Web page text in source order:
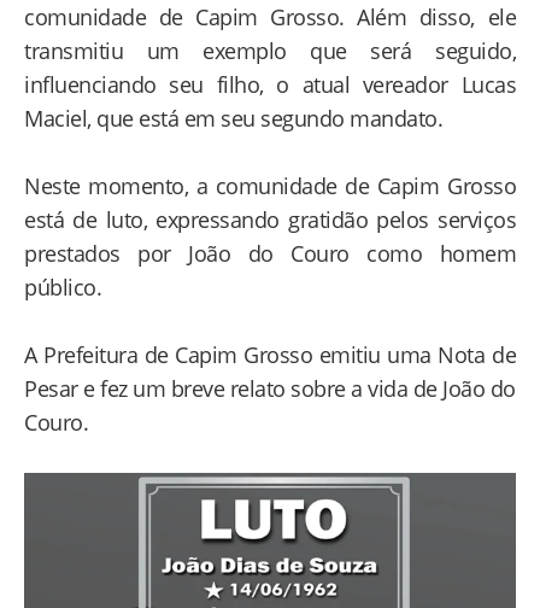
comunidade de Capim Grosso. Além disso, ele
transmitiu um exemplo que será seguido,
influenciando seu filho, o atual vereador Lucas
Maciel, que está em seu segundo mandato.
Neste momento, a comunidade de Capim Grosso
está de luto, expressando gratidão pelos serviços
prestados por João do Couro como homem
público.
A Prefeitura de Capim Grosso emitiu uma Nota de
Pesar e fez um breve relato sobre a vida de João do
Couro.